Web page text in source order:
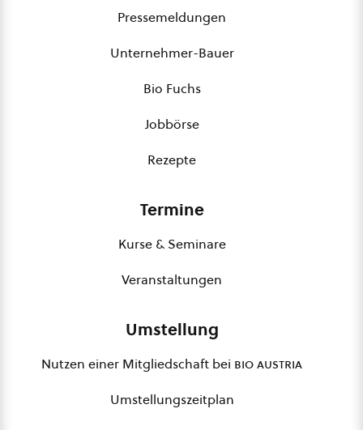
Pressemeldungen
Unternehmer-Bauer
Bio Fuchs
Jobbörse
Rezepte
Termine
Kurse & Seminare
Veranstaltungen
Umstellung
Nutzen einer Mitgliedschaft bei bio austria
Umstellungszeitplan